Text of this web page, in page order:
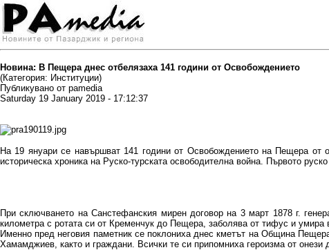
Новина: В Пещера днес отбелязаха 141 години от Освобождението
(Категория: Институции)
Публикувано от pamedia
Saturday 19 January 2019 - 17:12:37
На 19 януари се навършват 141 години от Освобождението на Пещера от
историческа хроника на Руско-турската освободителна война. Първото
При сключването на Санстефанския мирен договор на 3 март 1878 г.
километра с ротата си от Кременчук до Пещера, заболява от тифус и
Именно пред неговия паметник се поклониха днес кметът на Община
Хамамджиев, както и граждани. Всички те си припомниха героизма от онези